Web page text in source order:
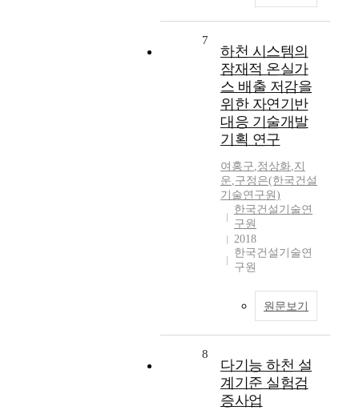
7
하천 시스템의
잠재적 온실가
스 배출 저감을
위한 자연기반
대응 기술개발
기획 연구
여홍구,정상화,지
운,구정은(한국건설
기술연구원)
한국건설기술연
구원
2018
한국건설기술연
구원
원문보기
8
다기능 하천 설
계기준 실험검
증사업